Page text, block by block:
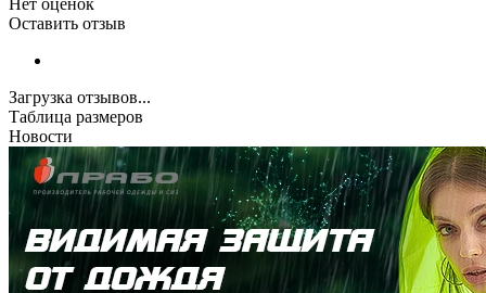
Оставить отзыв
Загрузка отзывов...
Таблица размеров
Новости